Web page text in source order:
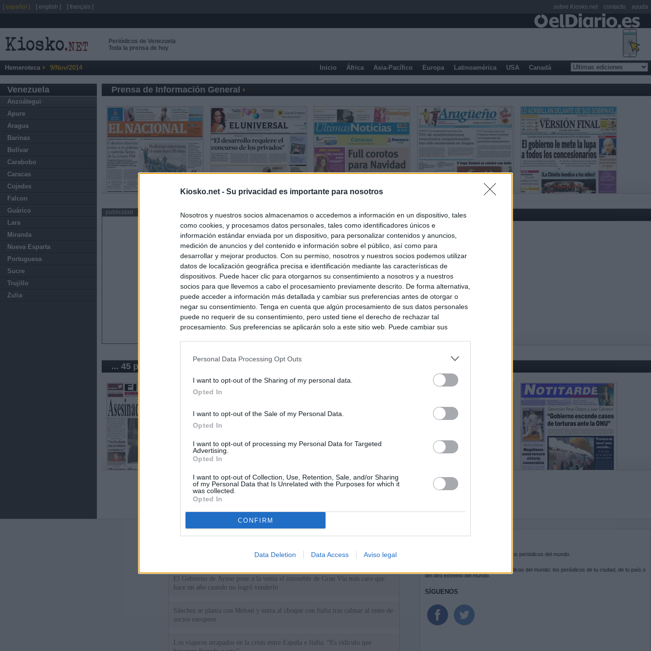
Kiosko.net - Su privacidad es importante para nosotros
Nosotros y nuestros socios almacenamos o accedemos a información en un dispositivo, tales
como cookies, y procesamos datos personales, tales como identificadores únicos e
información estándar enviada por un dispositivo, para personalizar contenidos y anuncios,
medición de anuncios y del contenido e información sobre el público, así como para
desarrollar y mejorar productos. Con su permiso, nosotros y nuestros socios podemos utilizar
datos de localización geográfica precisa e identificación mediante las características de
dispositivos. Puede hacer clic para otorgarnos su consentimiento a nosotros y a nuestros
socios para que llevemos a cabo el procesamiento previamente descrito. De forma alternativa,
puede acceder a información más detallada y cambiar sus preferencias antes de otorgar o
negar su consentimiento. Tenga en cuenta que algún procesamiento de sus datos personales
puede no requerir de su consentimiento, pero usted tiene el derecho de rechazar tal
procesamiento. Sus preferencias se aplicarán solo a este sitio web. Puede cambiar sus
Personal Data Processing Opt Outs
I want to opt-out of the Sharing of my personal data.
Opted In
I want to opt-out of the Sale of my Personal Data.
Opted In
I want to opt-out of processing my Personal Data for Targeted
Advertising.
Opted In
I want to opt-out of Collection, Use, Retention, Sale, and/or Sharing
of my Personal Data that Is Unrelated with the Purposes for which it
was collected.
Opted In
CONFIRM
Data Deletion Data Access Aviso legal
Periódicos de Venezuela
Toda la prensa de hoy
Hemeroteca 9/Nov/2014 Inicio África Asia-Pacífico Europa Latinoamérica USA Canadá
Venezuela
Anzoátegui
Apure
Aragua
Barinas
Bolívar
Carabobo
Caracas
Cojedes
Falcon
Guárico
Lara
Miranda
Nueva Esparta
Portuguesa
Sucre
Trujillo
Zulia
Prensa de Información General
publicidad Prensa Deportiva
... 45 periódicos de Venezuela
Últimas noticias
El uso personal de Ayuso de las instituciones de la Comunidad de Madrid
El Gobierno de Ayuso pone a la venta el inmueble de Gran Vía más caro que
hace un año cuando no logró venderlo
Sánchez se planta con Meloni y entra al choque con Italia tras calmar al resto de
socios europeos
Los viajeros atrapados en la crisis entre España e Italia: “Es ridículo que
SOBRE KIOSKO.NET
es la puerta de entrada a los periódicos del mundo.
Navega por las portadas de los periódicos del mundo: los periódicos de tu ciudad, de tu país o
del otro extremo del mundo.
SÍGUENOS
[ español ] [ english ] [ français ] sobre Kiosko.net contacto ayuda